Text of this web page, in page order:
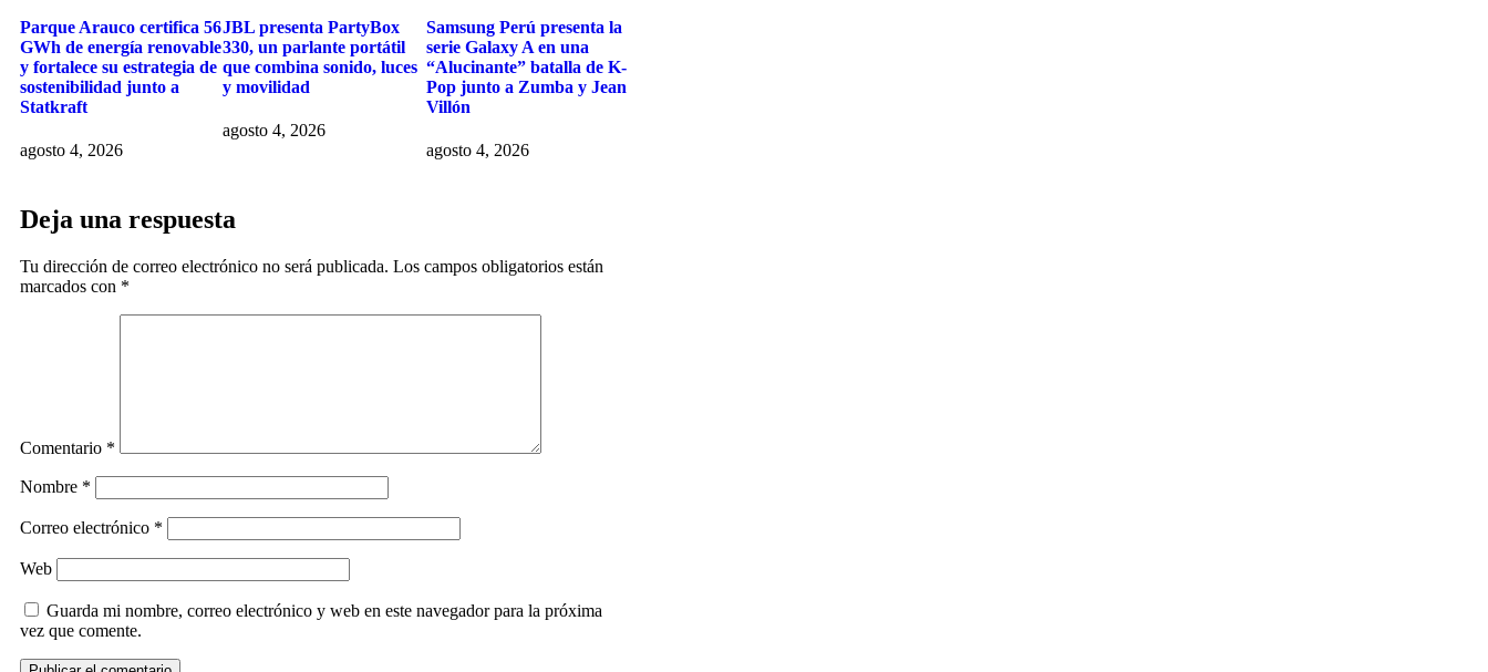
Parque Arauco certifica 56
GWh de energía renovable
y fortalece su estrategia de
sostenibilidad junto a
Statkraft
agosto 4, 2026
JBL presenta PartyBox
330, un parlante portátil
que combina sonido, luces
y movilidad
agosto 4, 2026
Samsung Perú presenta la
serie Galaxy A en una
“Alucinante” batalla de K-
Pop junto a Zumba y Jean
Villón
agosto 4, 2026
Deja una respuesta
Tu dirección de correo electrónico no será publicada. Los campos obligatorios están
marcados con *
Comentario *
Nombre *
Correo electrónico *
Web
Guarda mi nombre, correo electrónico y web en este navegador para la próxima
vez que comente.